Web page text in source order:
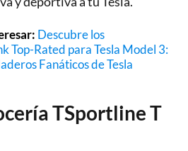
Descubre los
Top-Rated para Tesla Model 3:
Fanáticos de Tesla
TSportline T